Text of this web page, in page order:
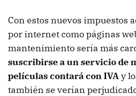
Con estos nuevos impuestos
por internet como páginas
mantenimiento sería más
suscribirse a un servicio de
películas contará con IVAy
también se verían